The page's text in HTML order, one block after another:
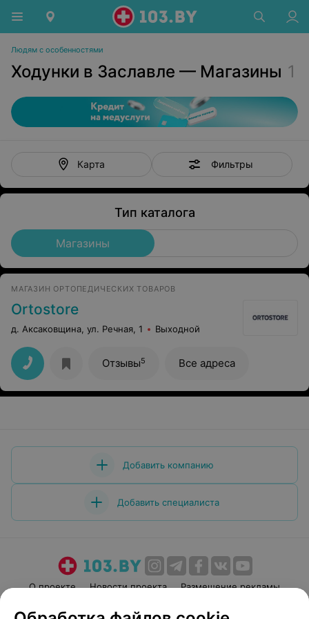
Людям с особенностями
Ходунки в Заславле — Магазины 1
Карта Фильтры
Тип каталога
Магазины
МАГАЗИН ОРТОПЕДИЧЕСКИХ ТОВАРОВ
Ortostore
д. Аксаковщина, ул. Речная, 1 Выходной
Отзывы5 Все адреса
Добавить компанию
Добавить специалиста
О проекте Новости проекта
Размещение рекламы